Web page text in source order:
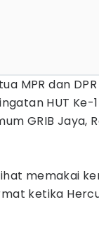
MPR dan DPR
HUT Ke-
GRIB Jaya,
memakai
ketika